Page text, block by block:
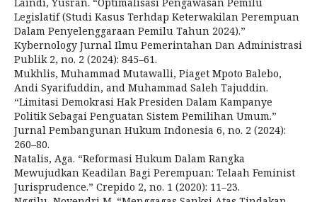
Legislatif (Studi Kasus Terhdap Keterwakilan Perempuan
Dalam Penyelenggaraan Pemilu Tahun 2024).”
Kybernology Jurnal Ilmu Pemerintahan Dan Administrasi
Publik 2, no. 2 (2024): 845–61.
Mukhlis, Muhammad Mutawalli, Piaget Mpoto Balebo,
Andi Syarifuddin, and Muhammad Saleh Tajuddin.
“Limitasi Demokrasi Hak Presiden Dalam Kampanye
Politik Sebagai Penguatan Sistem Pemilihan Umum.”
Jurnal Pembangunan Hukum Indonesia 6, no. 2 (2024):
260–80.
Natalis, Aga. “Reformasi Hukum Dalam Rangka
Mewujudkan Keadilan Bagi Perempuan: Telaah Feminist
Jurisprudence.” Crepido 2, no. 1 (2020): 11–23.